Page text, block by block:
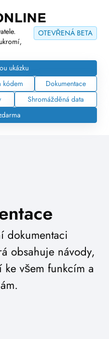
OTEVŘENÁ BETA
ukázku
kódem
Dokumentace
Shromážděná data
dokumentaci
obsahuje návody,
ke všem funkcím a